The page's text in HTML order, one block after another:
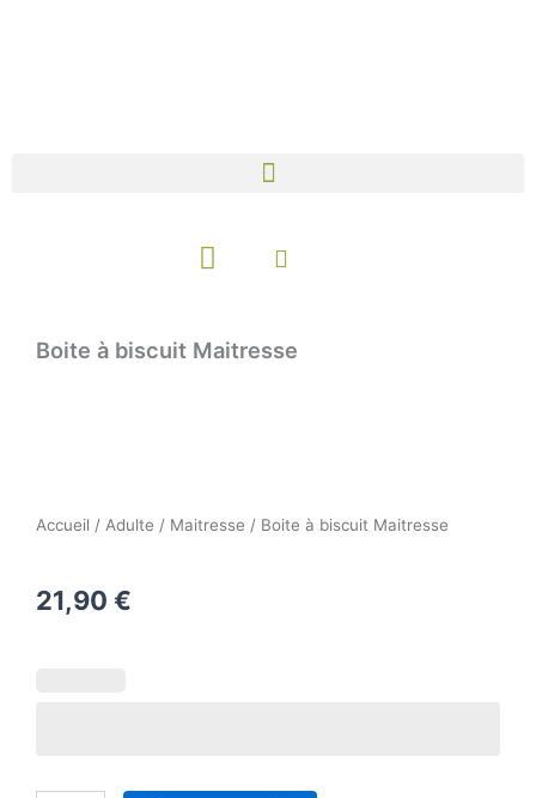
Panier
Boite à biscuit Maitresse
Accueil / Adulte / Maitresse / Boite à biscuit Maitresse
21,90 €